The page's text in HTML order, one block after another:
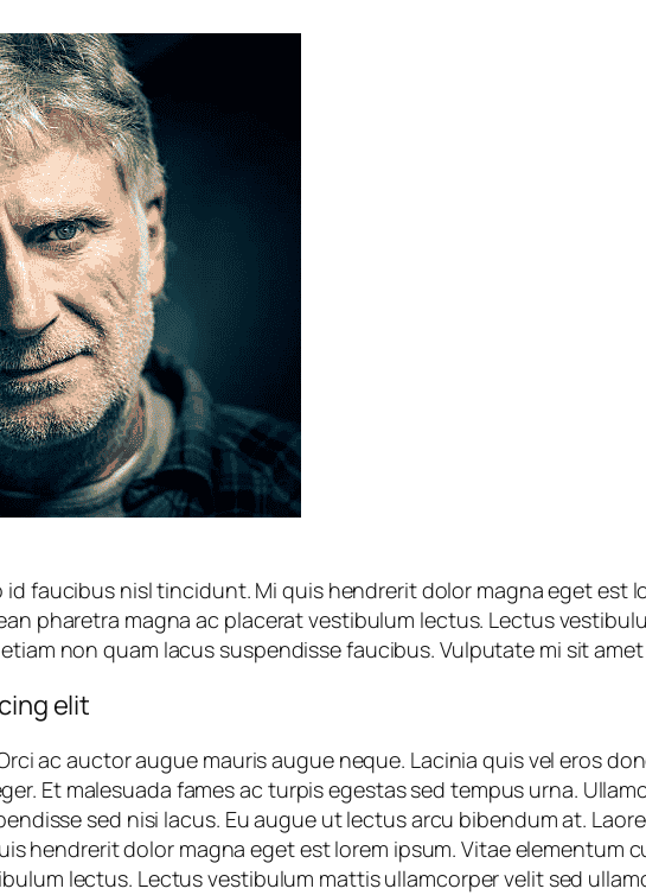
faucibus nisl tincidunt. Mi quis hendrerit dolor magna eget est
pharetra magna ac placerat vestibulum lectus. Lectus
non quam lacus suspendisse faucibus. Vulputate mi sit
elit
ac auctor augue mauris augue neque. Lacinia quis vel eros
Et malesuada fames ac turpis egestas sed tempus urna.
sed nisi lacus. Eu augue ut lectus arcu bibendum at.
hendrerit dolor magna eget est lorem ipsum. Vitae elementum
lectus. Lectus vestibulum mattis ullamcorper velit sed